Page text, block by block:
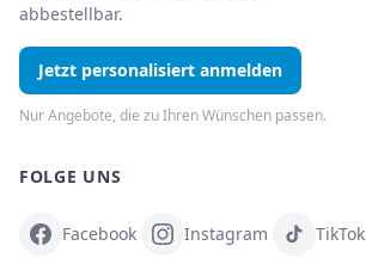
abbestellbar.
Jetzt personalisiert anmelden
Nur Angebote, die zu Ihren Wünschen passen.
FOLGE UNS
Facebook Instagram TikTok